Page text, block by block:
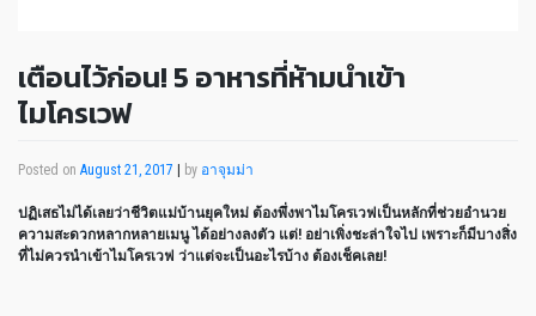
เตือนไว้ก่อน! 5 อาหารที่ห้ามนำเข้า
ไมโครเวฟ
Posted on August 21, 2017 by อาจุมม่า
ปฏิเสธไม่ได้เลยว่าชีวิตแม่บ้านยุคใหม่ ต้องพึ่งพาไมโครเวฟเป็นหลักที่ช่วยอำนวย
ความสะดวกหลากหลายเมนู ได้อย่างลงตัว แต่! อย่าเพิ่งชะล่าใจไป เพราะก็มีบางสิ่ง
ที่ไม่ควรนำเข้าไมโครเวฟ ว่าแต่จะเป็นอะไรบ้าง ต้องเช็คเลย!